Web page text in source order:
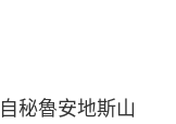
秘魯安地斯山